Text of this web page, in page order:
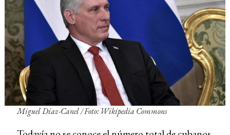
Miguel Díaz-Canel/ Foto: Wikipedia Commons